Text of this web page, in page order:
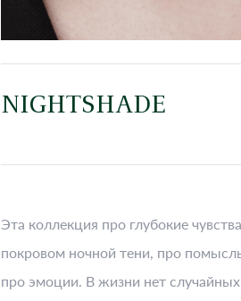
NIGHTSHADE
Эта коллекция про глубокие
покровом ночной тени, про
про эмоции. В жизни нет